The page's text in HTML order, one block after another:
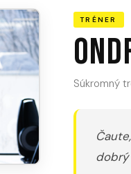
TRÉNER
Súkromný
dobrý